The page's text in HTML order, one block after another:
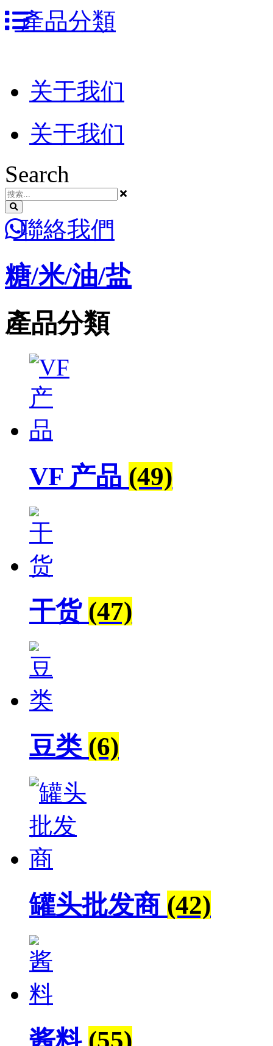
跳
到
產品分類
关于我们
关于我们
Search
聯絡我們
糖/米/油/盐
產品分類
VF 产品 (49)
干货 (47)
豆类 (6)
罐头批发商 (42)
酱料 (55)